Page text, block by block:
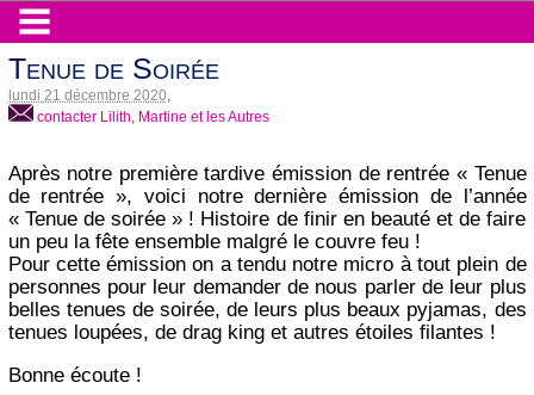
Tenue de Soirée
lundi 21 décembre 2020
contacter Lilith, Martine et les Autres
Après notre première tardive émission de rentrée « Tenue
de rentrée », voici notre dernière émission de l’année
« Tenue de soirée » ! Histoire de finir en beauté et de faire
un peu la fête ensemble malgré le couvre feu !
Pour cette émission on a tendu notre micro à tout plein de
personnes pour leur demander de nous parler de leur plus
belles tenues de soirée, de leurs plus beaux pyjamas, des
tenues loupées, de drag king et autres étoiles filantes !
Bonne écoute !